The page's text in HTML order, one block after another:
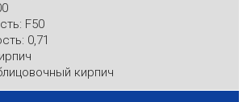
F50
0,71
кирпич